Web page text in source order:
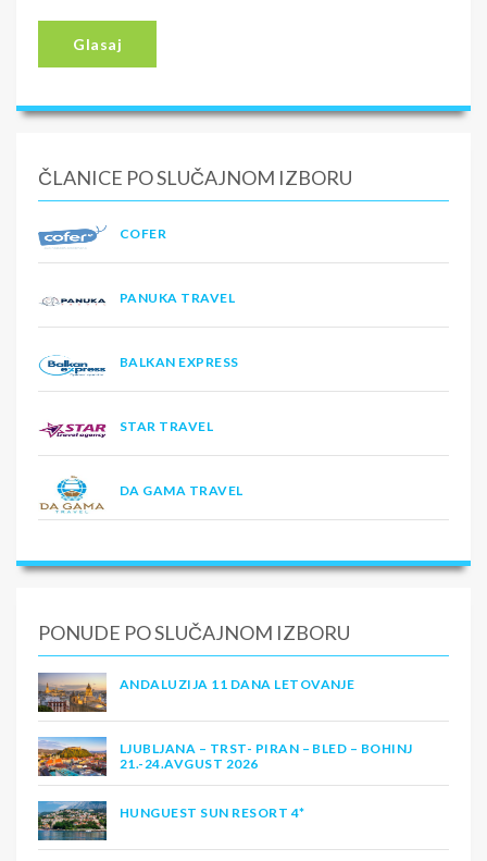
Glasaj
ČLANICE PO SLUČAJNOM IZBORU
COFER
PANUKA TRAVEL
BALKAN EXPRESS
STAR TRAVEL
DA GAMA TRAVEL
PONUDE PO SLUČAJNOM IZBORU
ANDALUZIJA 11 DANA LETOVANJE
LJUBLJANA – TRST- PIRAN – BLED – BOHINJ
21.-24.AVGUST 2026
HUNGUEST SUN RESORT 4*